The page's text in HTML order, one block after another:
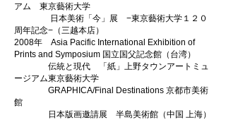
アム 東京藝術大学
日本美術「今」展 −東京藝術大学１２０
周年記念−（三越本店）
2008年 Asia Pacific International Exhibition of
Prints and Symposium 国立国父記念館（台湾）
伝統と現代 「紙」上野タウンアートミュ
ージアム東京藝術大学
GRAPHICA/Final Destinations 京都市美術
館
日本版画邀請展 半島美術館（中国 上海）